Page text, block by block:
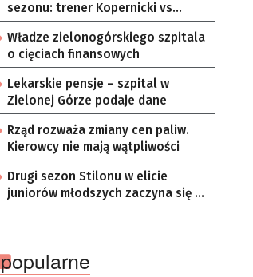
sezonu: trener Kopernicki vs
starzy znajomi
Władze zielonogórskiego szpitala
o cięciach finansowych
Lekarskie pensje – szpital w
Zielonej Górze podaje dane
Rząd rozważa zmiany cen paliw.
Kierowcy nie mają wątpliwości
Drugi sezon Stilonu w elicie
juniorów młodszych zaczyna się w
popularne